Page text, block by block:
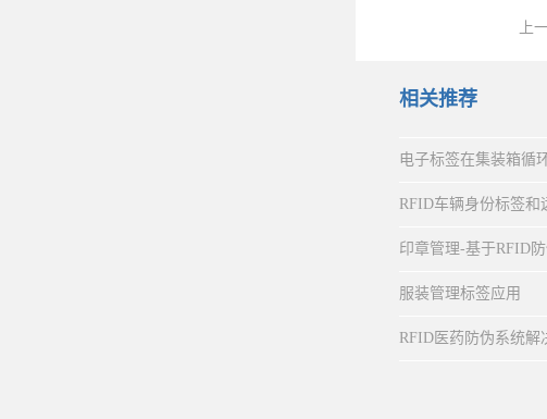
上
相关推荐
电子标签在集装箱循
RFID车辆身份标签和
印章管理-基于RFID
服装管理标签应用
RFID医药防伪系统解